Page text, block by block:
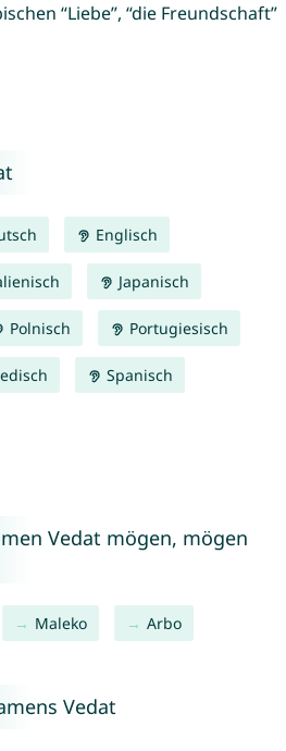
“Liebe”, “die Freundschaft”
Englisch
Japanisch
Polnisch Portugiesisch
Spanisch
Vedat mögen, mögen
Maleko Arbo
Vedat